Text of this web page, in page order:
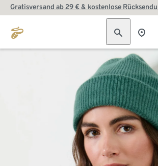
Gratisversand ab 29 € & kostenlose